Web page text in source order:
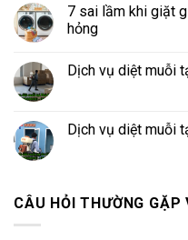
7 sai lầm khi giặt
hỏng
Dịch vụ diệt muỗi
Dịch vụ diệt muỗi
CÂU HỎI THƯỜNG GẶP